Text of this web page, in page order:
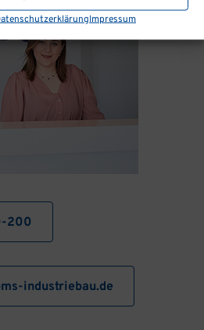
Impressum
200
industriebau.de